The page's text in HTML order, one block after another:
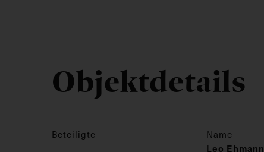
Objektdetails
Beteiligte Name
Leo Ehmann